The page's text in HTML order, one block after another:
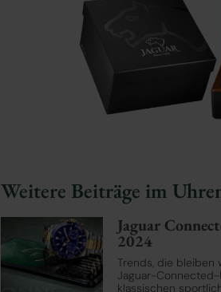
Weitere Beiträge im
Jaguar
2024
Trends, die bleiben
Jaguar-
klassischen